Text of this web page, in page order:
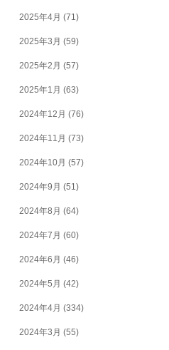
2025年4月 (71)
2025年3月 (59)
2025年2月 (57)
2025年1月 (63)
2024年12月 (76)
2024年11月 (73)
2024年10月 (57)
2024年9月 (51)
2024年8月 (64)
2024年7月 (60)
2024年6月 (46)
2024年5月 (42)
2024年4月 (334)
2024年3月 (55)